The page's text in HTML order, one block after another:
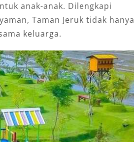
anak-anak. Dilengkapi
Taman Jeruk tidak hanya
keluarga.